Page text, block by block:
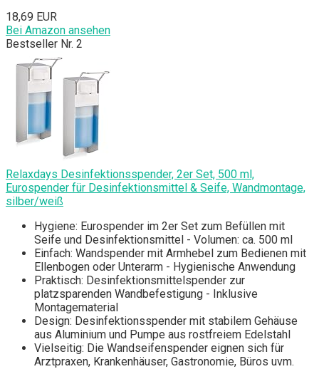
18,69 EUR
Bei Amazon ansehen
Bestseller Nr. 2
Relaxdays Desinfektionsspender, 2er Set, 500 ml,
Eurospender für Desinfektionsmittel & Seife, Wandmontage,
silber/weiß
Hygiene: Eurospender im 2er Set zum Befüllen mit
Seife und Desinfektionsmittel - Volumen: ca. 500 ml
Einfach: Wandspender mit Armhebel zum Bedienen mit
Ellenbogen oder Unterarm - Hygienische Anwendung
Praktisch: Desinfektionsmittelspender zur
platzsparenden Wandbefestigung - Inklusive
Montagematerial
Design: Desinfektionsspender mit stabilem Gehäuse
aus Aluminium und Pumpe aus rostfreiem Edelstahl
Vielseitig: Die Wandseifenspender eignen sich für
Arztpraxen, Krankenhäuser, Gastronomie, Büros uvm.